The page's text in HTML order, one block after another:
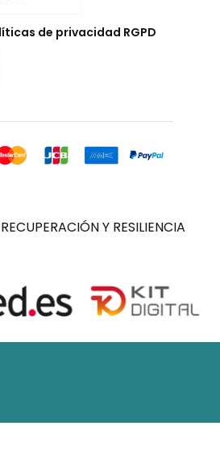
de privacidad RGPD
Y RESILIENCIA